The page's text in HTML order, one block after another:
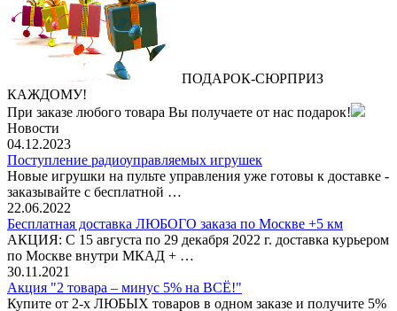
ПОДАРОК‐СЮРПРИЗ
КАЖДОМУ!
При заказе любого товара Вы получаете от нас подарок!
Новости
04.12.2023
Поступление радиоуправляемых игрушек
Новые игрушки на пульте управления уже готовы к доставке -
заказывайте с бесплатной …
22.06.2022
Бесплатная доставка ЛЮБОГО заказа по Москве +5 км
АКЦИЯ: С 15 августа по 29 декабря 2022 г. доставка курьером
по Москве внутри МКАД + …
30.11.2021
Акция "2 товара – минус 5% на ВСЁ!"
Купите от 2-х ЛЮБЫХ товаров в одном заказе и получите 5%